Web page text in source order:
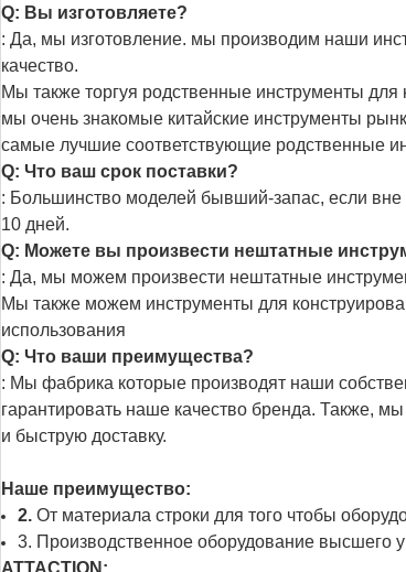
Q: Вы изготовляете?
: Да, мы изготовление. мы производим наши
качество.
Мы также торгуя родственные инструменты
мы очень знакомые китайские инструменты
самые лучшие соответствующие родственные
Q: Что ваш срок поставки?
: Большинство моделей бывший-запас, если
10 дней.
Q: Можете вы произвести нештатные
: Да, мы можем произвести нештатные
Мы также можем инструменты для
использования
Q: Что ваши преимущества?
: Мы фабрика которые производят наши
гарантировать наше качество бренда. Также,
и быструю доставку.
Наше преимущество:
2. От материала строки для того чтобы
3. Производственное оборудование высшего
ATTACTION: